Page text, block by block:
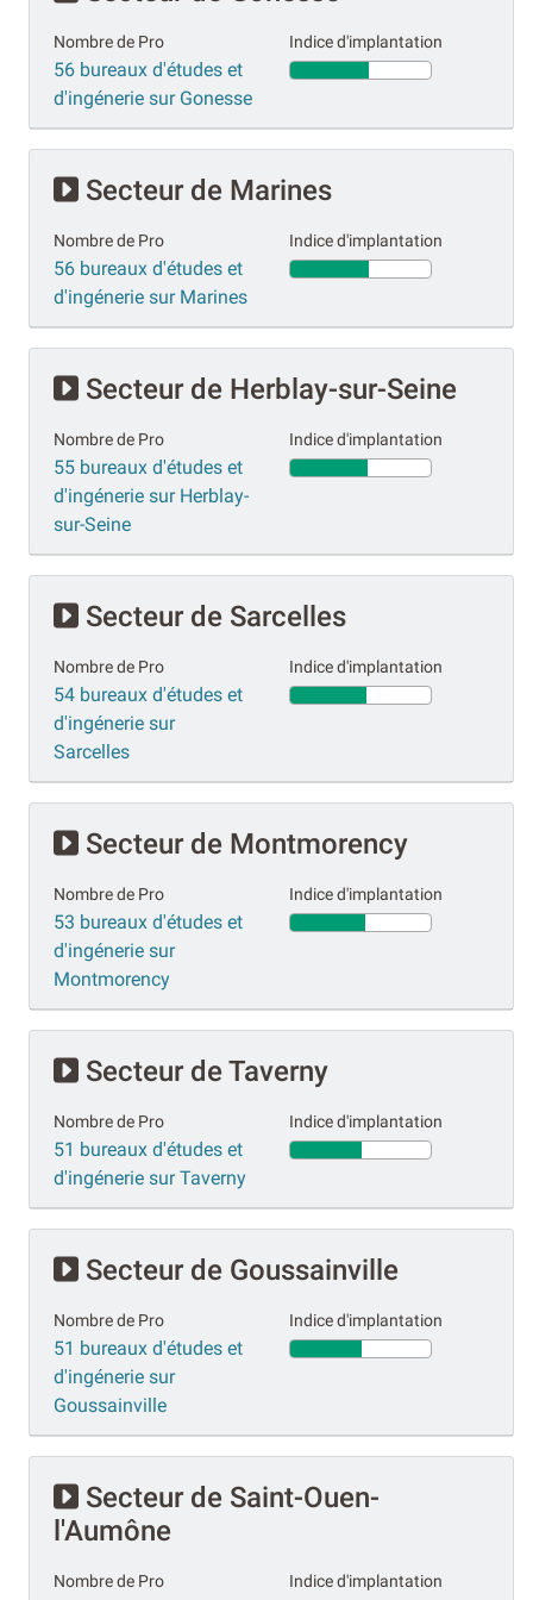
Nombre de Pro
56 bureaux d'études et
d'ingénerie sur Gonesse
Indice d'implantation
Secteur de Marines
Nombre de Pro
56 bureaux d'études et
d'ingénerie sur Marines
Indice d'implantation
Secteur de Herblay-sur-Seine
Nombre de Pro
55 bureaux d'études et
d'ingénerie sur Herblay-
sur-Seine
Indice d'implantation
Secteur de Sarcelles
Nombre de Pro
54 bureaux d'études et
d'ingénerie sur
Sarcelles
Indice d'implantation
Secteur de Montmorency
Nombre de Pro
53 bureaux d'études et
d'ingénerie sur
Montmorency
Indice d'implantation
Secteur de Taverny
Nombre de Pro
51 bureaux d'études et
d'ingénerie sur Taverny
Indice d'implantation
Secteur de Goussainville
Nombre de Pro
51 bureaux d'études et
d'ingénerie sur
Goussainville
Indice d'implantation
Secteur de Saint-Ouen-
l'Aumône
Nombre de Pro Indice d'implantation